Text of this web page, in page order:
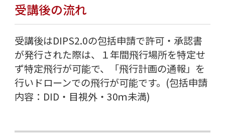
受講後の流れ
受講後はDIPS2.0の包括申請で許可・承認書
が発行された際は、１年間飛行場所を特定せ
ず特定飛行が可能で、「飛行計画の通報」を
行いドローンでの飛行が可能です。(包括申請
内容：DID・目視外・30ｍ未満)